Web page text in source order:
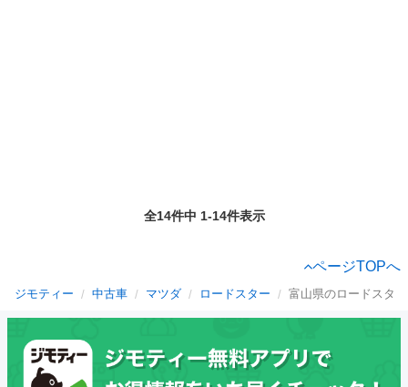
全14件中 1-14件表示
ページTOPへ
ジモティー 中古車 マツダ ロードスター 富山県のロードスター